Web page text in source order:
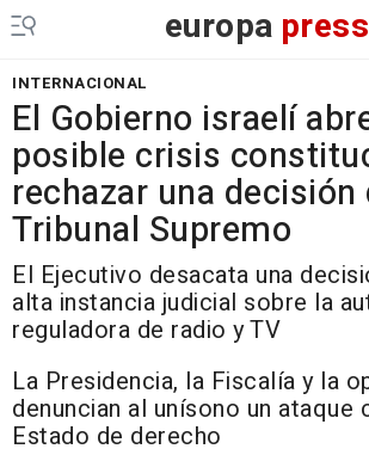
europa press
INTERNACIONAL
El Gobierno israelí
posible crisis
rechazar una decisión
Tribunal Supremo
El Ejecutivo desacata una
alta instancia judicial sobre la
reguladora de radio y TV
La Presidencia, la Fiscalía y la
denuncian al unísono un ataque
Estado de derecho